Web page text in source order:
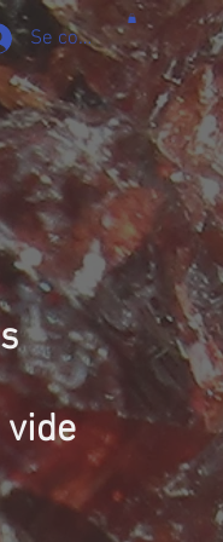
Se connecter